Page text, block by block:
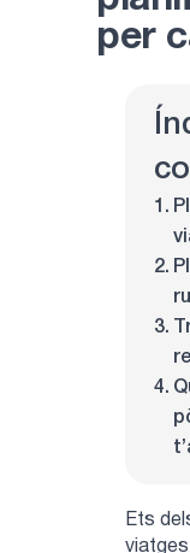
per
Ets